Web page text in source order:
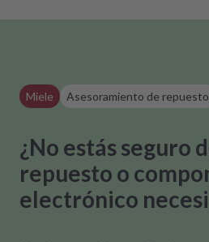
Miele Asesoramiento de
¿No estás seguro
repuesto o
electrónico